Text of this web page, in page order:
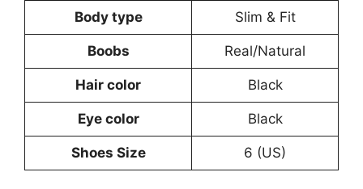
Body type Slim & Fit
Boobs Real/Natural
Hair color Black
Eye color Black
Shoes Size 6 (US)